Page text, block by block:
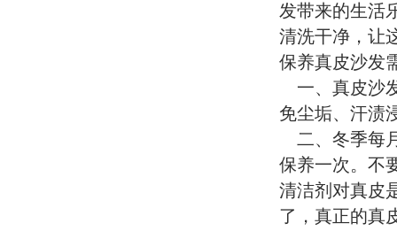
发带来的生活
清洗干净，让
保养真皮沙发
一、真皮沙
免尘垢、汗渍
二、冬季每
保养一次。不
清洁剂对真皮
了，真正的真